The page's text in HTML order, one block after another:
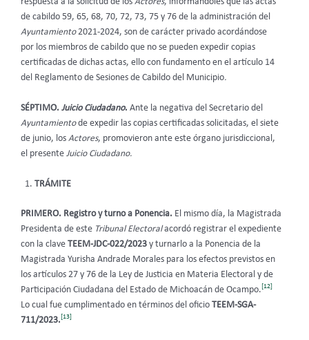
respuesta a la solicitud de los Actores, informándoles que las actas
de cabildo 59, 65, 68, 70, 72, 73, 75 y 76 de la administración del
Ayuntamiento2021-2024, son de carácter privado acordándose
por los miembros de cabildo que no se pueden expedir copias
certificadas de dichas actas, ello con fundamento en el artículo 14
del Reglamento de Sesiones de Cabildo del Municipio.
SÉPTIMO. Juicio Ciudadano. Ante la negativa del Secretario del
Ayuntamientode expedir las copias certificadas solicitadas, el siete
de junio, los Actores, promovieron ante este órgano jurisdiccional,
el presente Juicio Ciudadano.
TRÁMITE
PRIMERO. Registro y turno a Ponencia. El mismo día, la Magistrada
Presidenta de este Tribunal Electoralacordó registrar el expediente
con la clave TEEM-JDC-022/2023 y turnarlo a la Ponencia de la
Magistrada Yurisha Andrade Morales para los efectos previstos en
los artículos 27 y 76 de la Ley de Justicia en Materia Electoral y de
Participación Ciudadana del Estado de Michoacán de Ocampo. [12]
Lo cual fue cumplimentado en términos del oficio TEEM-SGA-
711/2023. [13]